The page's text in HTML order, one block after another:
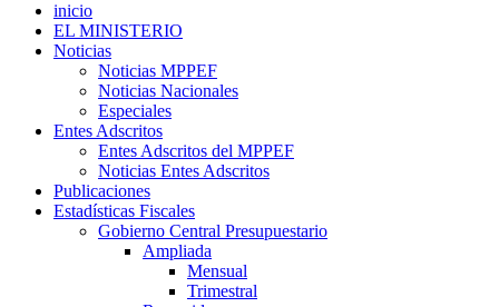
inicio
EL MINISTERIO
Noticias
Noticias MPPEF
Noticias Nacionales
Especiales
Entes Adscritos
Entes Adscritos del MPPEF
Noticias Entes Adscritos
Publicaciones
Estadísticas Fiscales
Gobierno Central Presupuestario
Ampliada
Mensual
Trimestral